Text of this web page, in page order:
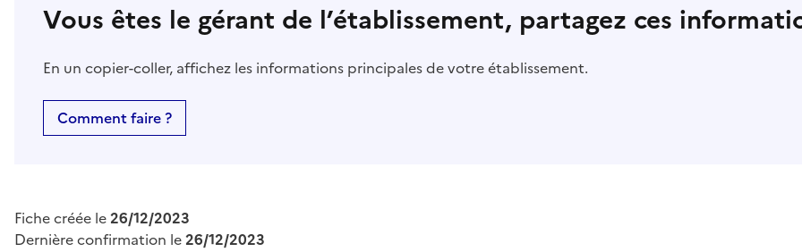
Vous êtes le gérant de l’établissement, partagez ces
En un copier-coller, affichez les informations principales de votre établissement.
Comment faire ?
Fiche créée le26/12/2023
Dernière confirmation le26/12/2023